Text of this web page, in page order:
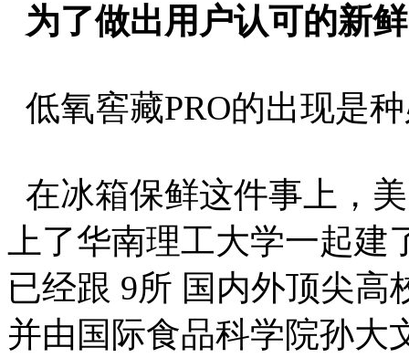
为了做出用户认可的新
低氧窖藏PRO的出现是
在冰箱保鲜这件事上，
上了华南理工大学一起
已经跟 9所 国内外顶尖
并由国际食品科学院孙大